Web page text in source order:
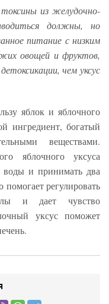
из желудочно-
должны, но
питание с низким
овощей и фруктов,
чем уксус
яблок и яблочного
ингредиент, богатый
веществами.
яблочного уксуса
воды и принимать два
помогает регулировать
и дает чувство
уксус поможет